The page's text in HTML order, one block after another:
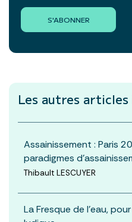
S'ABONNER
Les autres articles
Assainissement : Paris
paradigmes
Thibault LESCUYER
La Fresque de l’eau,